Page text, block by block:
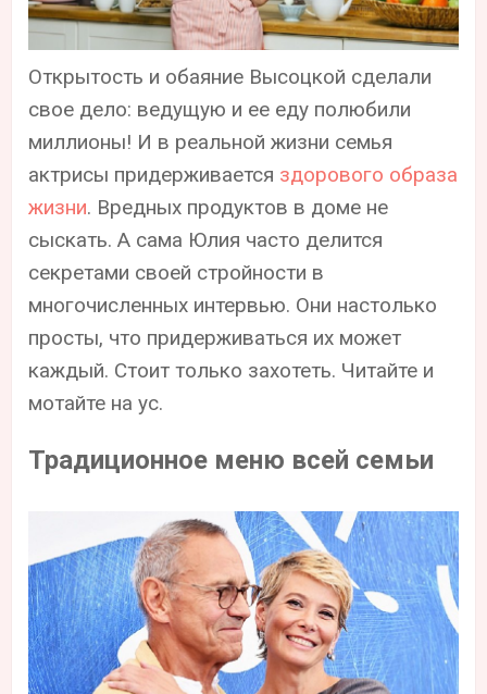
Открытость и обаяние Высоцкой сделали
свое дело: ведущую и ее еду полюбили
миллионы! И в реальной жизни семья
актрисы придерживается здорового образа
жизни. Вредных продуктов в доме не
сыскать. А сама Юлия часто делится
секретами своей стройности в
многочисленных интервью. Они настолько
просты, что придерживаться их может
каждый. Стоит только захотеть. Читайте и
мотайте на ус.
Традиционное меню всей семьи